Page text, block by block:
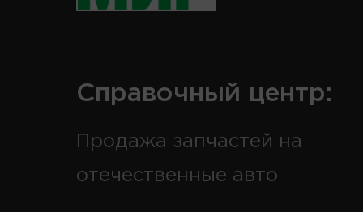
Справочный центр:
Продажа запчастей на
отечественные авто